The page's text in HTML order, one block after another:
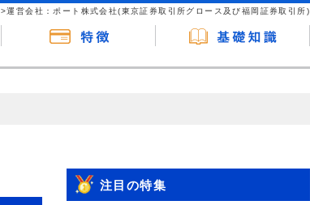
>運営会社：ポート株式会社(東京証券取引所グロース及び福岡証券取引所)
注目の特集